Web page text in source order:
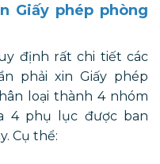
Giấy phép phòng
định rất chi tiết các
phải xin Giấy phép
loại thành 4 nhóm
4 phụ lục được ban
Cụ thể: